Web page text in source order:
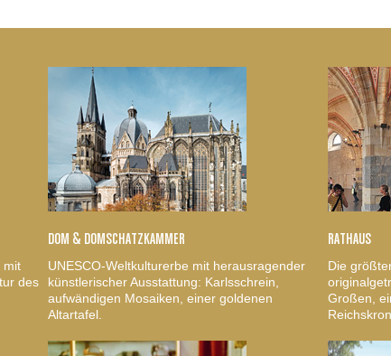
mit
des
DOM & DOMSCHATZKAMMER
UNESCO-Weltkulturerbe mit herausragender
künstlerischer Ausstattung: Karlsschrein,
aufwändigen Mosaiken, einer goldenen
Altartafel.
RATHAUS
Die
Großen,